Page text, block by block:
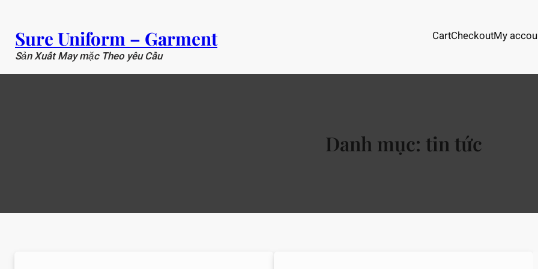
phầnSure Uniform – Garment
Sản Xuất May mặc Theo yêu Cầu
CartCheckoutMy
Danh mục: tin tức